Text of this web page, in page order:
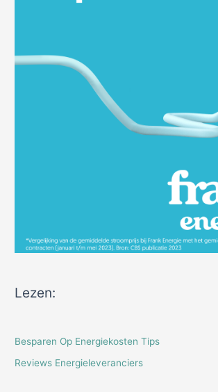
Lezen:
Besparen Op Energiekosten Tips
Reviews Energieleveranciers